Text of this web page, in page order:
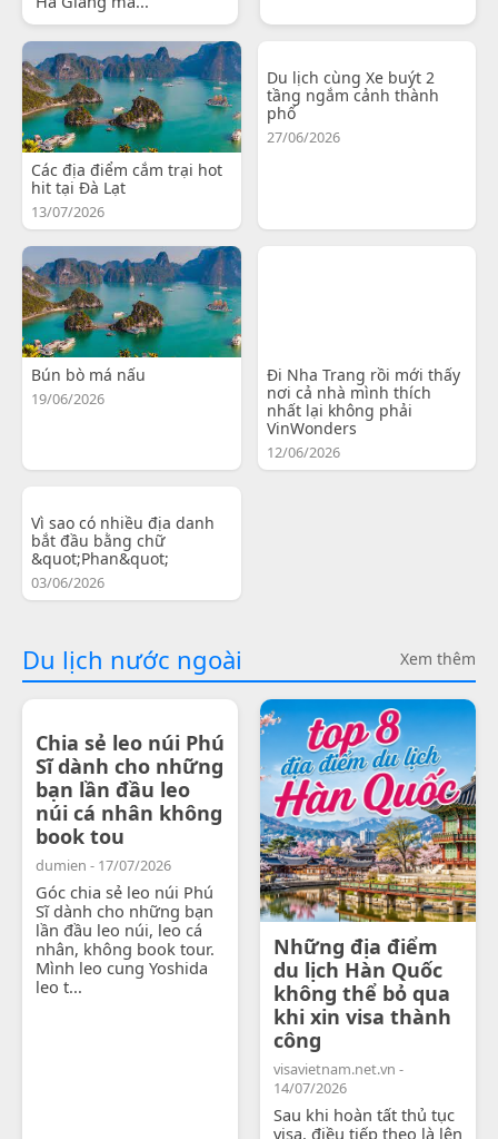
Các địa điểm cắm trại hot
hit tại Đà Lạt
13/07/2026
Du lịch cùng Xe buýt 2
tầng ngắm cảnh thành
phố
27/06/2026
Bún bò má nấu
19/06/2026
Đi Nha Trang rồi mới thấy
nơi cả nhà mình thích
nhất lại không phải
VinWonders
12/06/2026
Vì sao có nhiều địa danh
bắt đầu bằng chữ
&quot;Phan&quot;
03/06/2026
Du lịch nước ngoài Xem thêm
Chia sẻ leo núi Phú
Sĩ dành cho những
bạn lần đầu leo
núi cá nhân không
book tou
dumien - 17/07/2026
Góc chia sẻ leo núi Phú
Sĩ dành cho những bạn
lần đầu leo núi, leo cá
nhân, không book tour.
Mình leo cung Yoshida
leo t...
Những địa điểm
du lịch Hàn Quốc
không thể bỏ qua
khi xin visa thành
công
visavietnam.net.vn -
14/07/2026
Sau khi hoàn tất thủ tục
visa, điều tiếp theo là lên